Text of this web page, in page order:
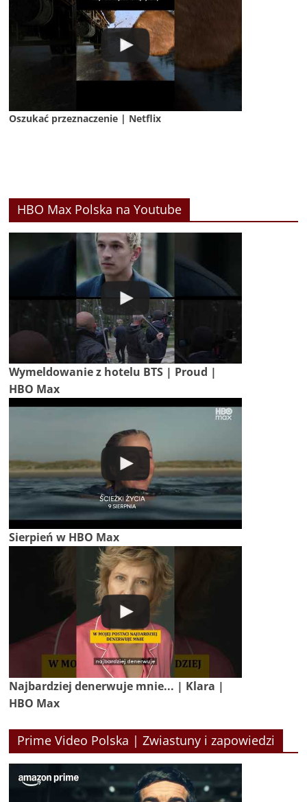
Oszukać przeznaczenie | Netflix
HBO Max Polska na Youtube
Wymeldowanie z hotelu BTS | Proud |
HBO Max
Sierpień w HBO Max
Najbardziej denerwuje mnie... | Klara |
HBO Max
Prime Video Polska | Zwiastuny i zapowiedzi